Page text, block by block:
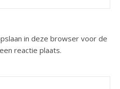
in deze browser voor de
reactie plaats.